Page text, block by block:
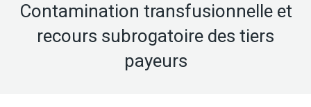
Contamination transfusionnelle et
recours subrogatoire des tiers
payeurs